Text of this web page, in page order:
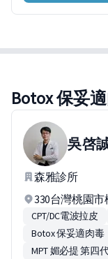
Botox 保妥
吳啓
森雅診所
330台灣桃園
CPT/DC電波拉皮
Botox 保妥適肉毒
MPT 媚必提 第四